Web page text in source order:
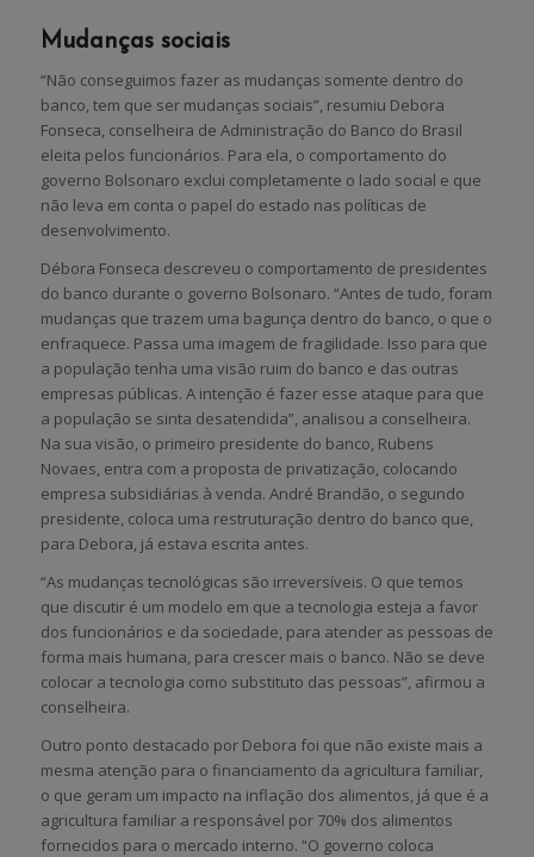
Mudanças sociais
“Não conseguimos fazer as mudanças somente dentro do
banco, tem que ser mudanças sociais”, resumiu Debora
Fonseca, conselheira de Administração do Banco do Brasil
eleita pelos funcionários. Para ela, o comportamento do
governo Bolsonaro exclui completamente o lado social e que
não leva em conta o papel do estado nas políticas de
desenvolvimento.
Débora Fonseca descreveu o comportamento de presidentes
do banco durante o governo Bolsonaro. “Antes de tudo, foram
mudanças que trazem uma bagunça dentro do banco, o que o
enfraquece. Passa uma imagem de fragilidade. Isso para que
a população tenha uma visão ruim do banco e das outras
empresas públicas. A intenção é fazer esse ataque para que
a população se sinta desatendida”, analisou a conselheira.
Na sua visão, o primeiro presidente do banco, Rubens
Novaes, entra com a proposta de privatização, colocando
empresa subsidiárias à venda. André Brandão, o segundo
presidente, coloca uma restruturação dentro do banco que,
para Debora, já estava escrita antes.
“As mudanças tecnológicas são irreversíveis. O que temos
que discutir é um modelo em que a tecnologia esteja a favor
dos funcionários e da sociedade, para atender as pessoas de
forma mais humana, para crescer mais o banco. Não se deve
colocar a tecnologia como substituto das pessoas”, afirmou a
conselheira.
Outro ponto destacado por Debora foi que não existe mais a
mesma atenção para o financiamento da agricultura familiar,
o que geram um impacto na inflação dos alimentos, já que é a
agricultura familiar a responsável por 70% dos alimentos
fornecidos para o mercado interno. “O governo coloca